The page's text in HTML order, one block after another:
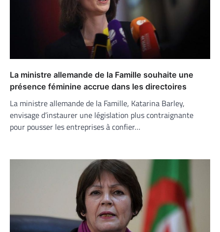
La ministre allemande de la Famille souhaite une
présence féminine accrue dans les directoires
La ministre allemande de la Famille, Katarina Barley,
envisage d’instaurer une législation plus contraignante
pour pousser les entreprises à confier…